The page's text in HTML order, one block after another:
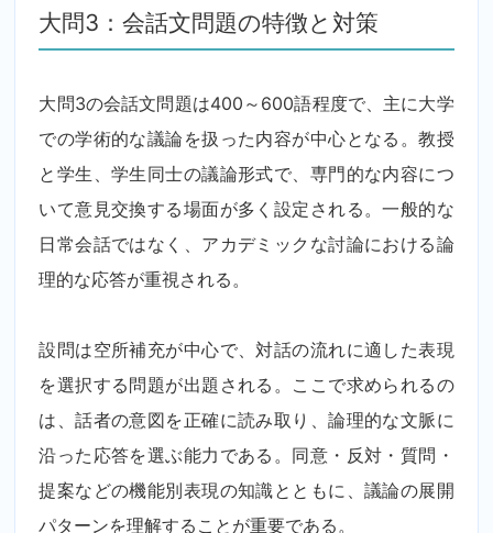
大問3：会話文問題の特徴と対策
大問3の会話文問題は400～600語程度で、主に大学
での学術的な議論を扱った内容が中心となる。教授
と学生、学生同士の議論形式で、専門的な内容につ
いて意見交換する場面が多く設定される。一般的な
日常会話ではなく、アカデミックな討論における論
理的な応答が重視される。
設問は空所補充が中心で、対話の流れに適した表現
を選択する問題が出題される。ここで求められるの
は、話者の意図を正確に読み取り、論理的な文脈に
沿った応答を選ぶ能力である。同意・反対・質問・
提案などの機能別表現の知識とともに、議論の展開
パターンを理解することが重要である。